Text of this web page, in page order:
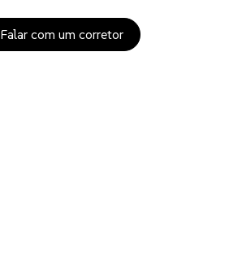
Falar com um corretor